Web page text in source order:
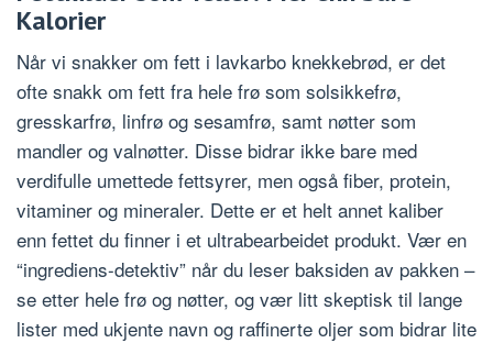
Kalorier
Når vi snakker om fett i lavkarbo knekkebrød, er det
ofte snakk om fett fra hele frø som solsikkefrø,
gresskarfrø, linfrø og sesamfrø, samt nøtter som
mandler og valnøtter. Disse bidrar ikke bare med
verdifulle umettede fettsyrer, men også fiber, protein,
vitaminer og mineraler. Dette er et helt annet kaliber
enn fettet du finner i et ultrabearbeidet produkt. Vær en
“ingrediens-detektiv” når du leser baksiden av pakken –
se etter hele frø og nøtter, og vær litt skeptisk til lange
lister med ukjente navn og raffinerte oljer som bidrar lite